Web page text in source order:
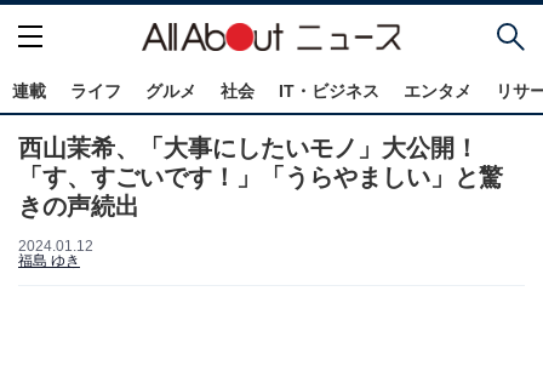
連載 ライフ グルメ 社会 IT・ビジネス エンタメ リサ
西山茉希、「大事にしたいモノ」大公開！
「す、すごいです！」「うらやましい」と驚
きの声続出
2024.01.12
福島 ゆき